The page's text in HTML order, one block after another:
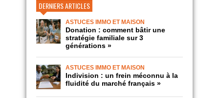
DERNIERS ARTICLES
ASTUCES IMMO ET MAISON
Donation : comment bâtir une
stratégie familiale sur 3
générations »
ASTUCES IMMO ET MAISON
Indivision : un frein méconnu à la
fluidité du marché français »